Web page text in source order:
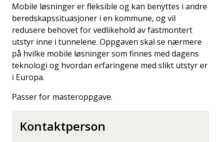
Mobile løsninger er fleksible og kan benyttes i andre
beredskapssituasjoner i en kommune, og vil
redusere behovet for vedlikehold av fastmontert
utstyr inne i tunnelene. Oppgaven skal se nærmere
på hvilke mobile løsninger som finnes med dagens
teknologi og hvordan erfaringene med slikt utstyr er
i Europa.
Passer for masteroppgave.
Kontaktperson